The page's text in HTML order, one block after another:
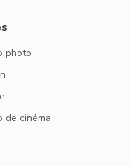
photo
de cinéma